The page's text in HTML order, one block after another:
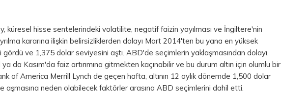
küresel hisse sentelerindeki volatilite, negatif faizin yayılması ve İngiltere'nin
kararına ilişkin belirsizliklerden dolayı Mart 2014'ten bu yana en yüksek
gördü ve 1,375 dolar seviyesini aştı. ABD'de seçimlerin yaklaşmasından dolayı,
ya da Kasım'da faiz artırımına gitmekten kaçınabilir ve bu durum altın için olumlu bir
of America Merrill Lynch de geçen hafta, altının 12 aylık dönemde 1,500 dolar
aşmasına neden olabilecek faktörler arasına ABD seçimlerini dahil etti.